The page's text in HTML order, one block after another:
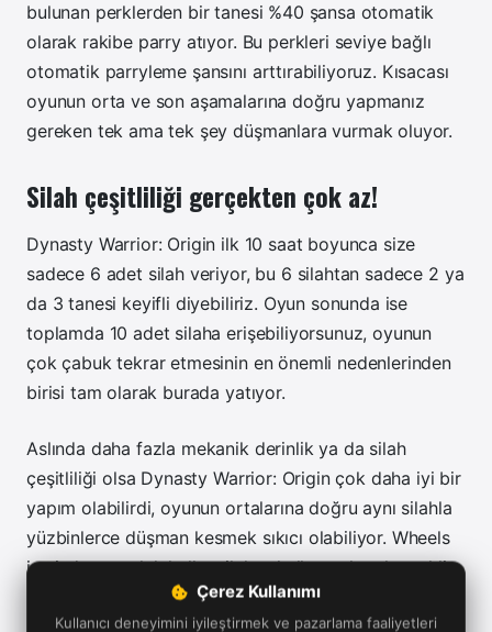
Çerez Kullanımı
Kullanıcı deneyimini iyileştirmek ve pazarlama faaliyetleri
bulunan perklerden bir tanesi %40 şansa otomatik
olarak rakibe parry atıyor. Bu perkleri seviye bağlı
otomatik parryleme şansını arttırabiliyoruz. Kısacası
oyunun orta ve son aşamalarına doğru yapmanız
gereken tek ama tek şey düşmanlara vurmak oluyor.
Silah çeşitliliği gerçekten çok az!
Dynasty Warrior: Origin ilk 10 saat boyunca size
sadece 6 adet silah veriyor, bu 6 silahtan sadece 2 ya
da 3 tanesi keyifli diyebiliriz. Oyun sonunda ise
toplamda 10 adet silaha erişebiliyorsunuz, oyunun
çok çabuk tekrar etmesinin en önemli nedenlerinden
birisi tam olarak burada yatıyor.
Aslında daha fazla mekanik derinlik ya da silah
çeşitliliği olsa Dynasty Warrior: Origin çok daha iyi bir
yapım olabilirdi, oyunun ortalarına doğru aynı silahla
yüzbinlerce düşman kesmek sıkıcı olabiliyor. Wheels
isminde yuvarlak halka silahını kullanmak çok zevkli
olduğu için en azından sizi uzun süre götüreceğini
söyleyebilirim.